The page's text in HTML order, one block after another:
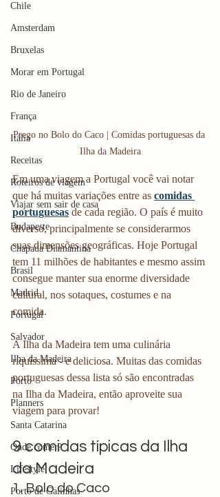
Chile
Amsterdam
Bruxelas
Morar em Portugal
Rio de Janeiro
França
Itália
Receitas
Roteiros de viagem
Viajar sem sair de casa
Budapeste
Chapada Diamantina
Brasil
Madrid
Portugal
Salvador
Ilha da Madeira
Porto
Planners
Santa Catarina
Onde comer?
Lifestyle
Porto de Galinhas
Prego no Bolo do Caco | Comidas portuguesas da
Ilha da Madeira
Em uma viagem a Portugal você vai notar
que há muitas variações entre as comidas
portuguesas de cada região. O país é muito
diverso, principalmente se considerarmos
suas dimensões geográficas. Hoje Portugal
tem 11 milhões de habitantes e mesmo assim
consegue manter sua enorme diversidade
cultural, nos sotaques, costumes e na
comida.
A Ilha da Madeira tem uma culinária
riquíssima - e deliciosa. Muitas das comidas
portuguesas dessa lista só são encontradas
na Ilha da Madeira, então aproveite sua
viagem para provar!
9 comidas típicas da Ilha
da Madeira
1. Bolo do Caco